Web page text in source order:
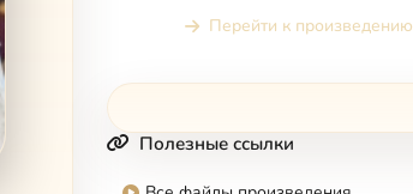
Перейти к произведению
Полезные ссылки